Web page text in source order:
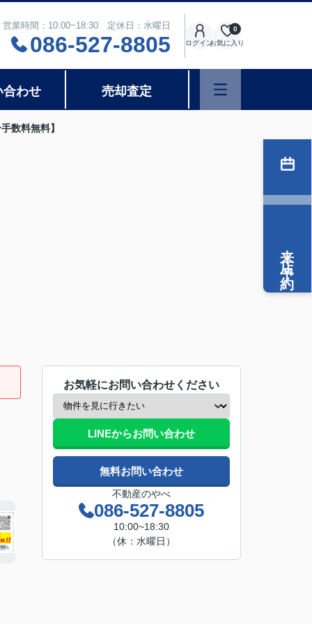
営業時間：10:00~18:30 定休日：水曜日
086-527-8805 ログインお気に入り
0
合わせ 売却査定
数料無料】
お気軽にお問い合わせください
LINEからお問い合わせ
無料お問い合わせ
不動産のやべ
086-527-8805
10:00~18:30
（休：水曜日）
来店予約